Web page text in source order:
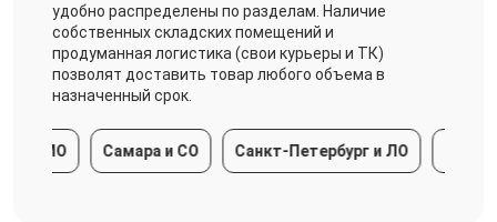
удобно распределены по разделам. Наличие
собственных складских помещений и
продуманная логистика (свои курьеры и ТК)
позволят доставить товар любого объема в
назначенный срок.
Самара и СО Санкт-Петербург и ЛО